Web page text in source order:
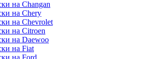
на Changan
на Chery
на Chevrolet
на Citroen
на Daewoo
на Fiat
на Ford